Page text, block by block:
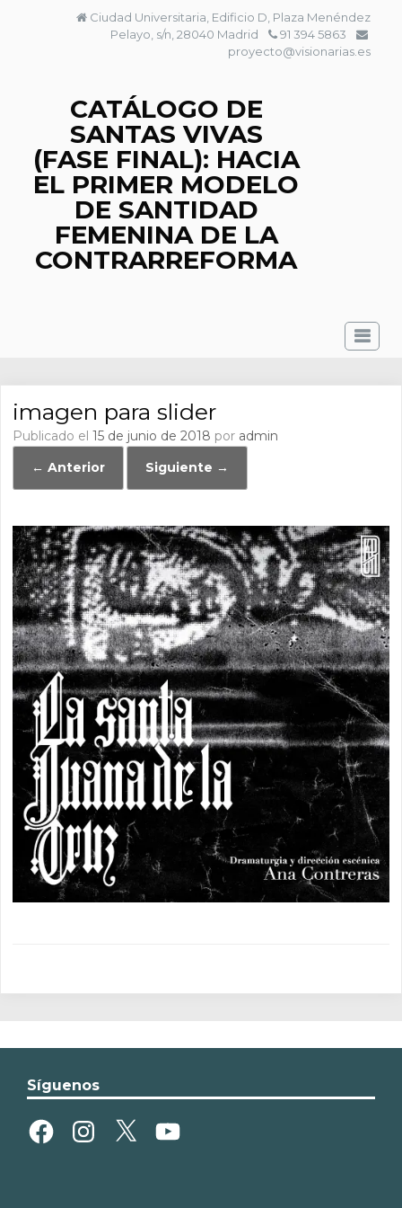
Ciudad Universitaria, Edificio D, Plaza Menéndez
Pelayo, s/n, 28040 Madrid
91 394 5863
proyecto@visionarias.es
CATÁLOGO DE
SANTAS VIVAS
(FASE FINAL): HACIA
EL PRIMER MODELO
DE SANTIDAD
FEMENINA DE LA
CONTRARREFORMA
imagen para slider
Publicado el15 de junio de 2018 por admin
← Anterior
Siguiente →
Síguenos
FacebookInstagram
X YouTube